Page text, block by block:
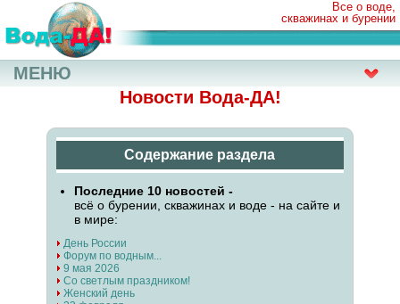
Все о воде,
скважинах и бурении
Новости Вода-ДА!
Содержание раздела
Последние 10 новостей -
всё о бурении, скважинах и воде - на сайте и
в мире:
День России
Форум по водным...
9 мая 2026
Со светлым праздником!
Женский день
МЕНЮ